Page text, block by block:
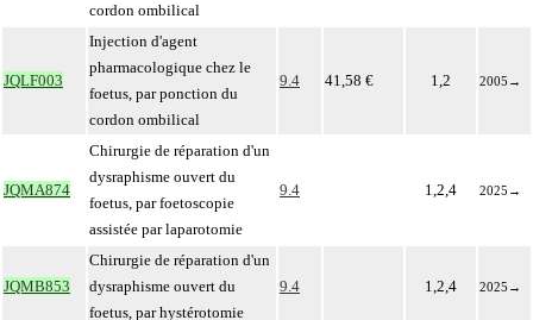
cordon ombilical
JQLF003
Injection d'agent
pharmacologique chez le
foetus, par ponction du
cordon ombilical
9.4 41,58 € 1,2 2005 →
JQMA874
Chirurgie de réparation d'un
dysraphisme ouvert du
foetus, par foetoscopie
assistée par laparotomie
9.4 1,2,4 2025 →
JQMB853
Chirurgie de réparation d'un
dysraphisme ouvert du
foetus, par hystérotomie
9.4 1,2,4 2025 →